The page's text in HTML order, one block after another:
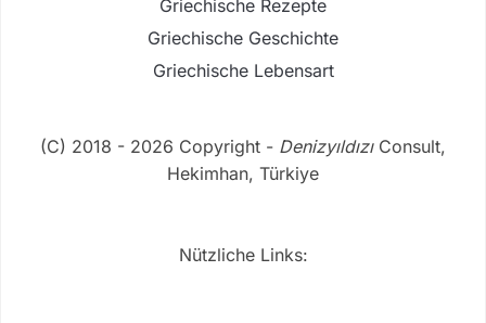
Griechische Rezepte
Griechische Geschichte
Griechische Lebensart
(C) 2018 - 2026 Copyright - DenizyıldızıConsult,
Hekimhan, Türkiye
Nützliche Links: